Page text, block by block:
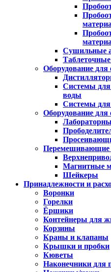
Сушильные
Оборудование для
Системы для
воды
Системы для
Оборудование для
Перемешивающие
Магнитные
Шейкеры
Принадлежности и
Воронки
Горелки
Ёршики
Контейнеры для
Корзины
Краны и клапаны
Крышки и пробки
Кюветы
Наконечники для